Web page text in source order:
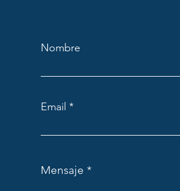
Nombre
Email
Mensaje